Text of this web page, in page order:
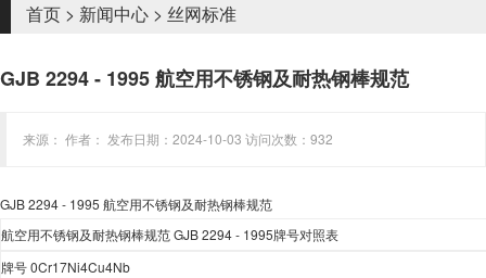
首页 > 新闻中心 > 丝网标准
GJB 2294 - 1995 航空用不锈钢及耐热钢棒规范
来源： 作者： 发布日期：2024-10-03 访问次数：932
GJB 2294 - 1995 航空用不锈钢及耐热钢棒规范
航空用不锈钢及耐热钢棒规范GJB 2294 - 1995牌号对照表
牌号0Cr17Ni4Cu4Nb